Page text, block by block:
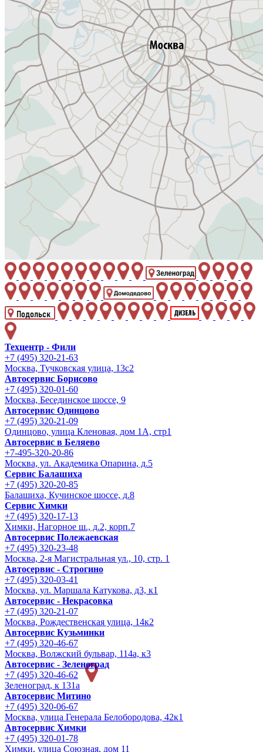
Техцентр - Фили
+7 (495) 320-21-63
Москва, Тучковская улица, 13с2
Автосервис Борисово
+7 (495) 320-01-60
Москва, Бесединское шоссе, 9
Автосервис Одинцово
+7 (495) 320-21-09
Одинцово, улица Кленовая, дом 1А, стр1
Автосервис в Беляево
+7-495-320-20-86
Москва, ул. Академика Опарина, д.5
Сервис Балашиха
+7 (495) 320-20-85
Балашиха, Кучинское шоссе, д.8
Сервис Химки
+7 (495) 320-17-13
Химки, Нагорное ш., д.2, корп.7
Автосервис Полежаевская
+7 (495) 320-23-48
Москва, 2-я Магистральная ул., 10, стр. 1
Автосервис - Строгино
+7 (495) 320-03-41
Москва, ул. Маршала Катукова, д3, к1
Автосервис - Некрасовка
+7 (495) 320-21-07
Москва, Рождественская улица, 14к2
Автосервис Кузьминки
+7 (495) 320-46-67
Москва, Волжский бульвар, 114а, к3
Автосервис - Зеленоград
+7 (495) 320-46-62
Зеленоград, к 131а
Автосервис Митино
+7 (495) 320-06-67
Москва, улица Генерала Белобородова, 42к1
Автосервис Химки
+7 (495) 320-01-78
Химки, улица Союзная, дом 11